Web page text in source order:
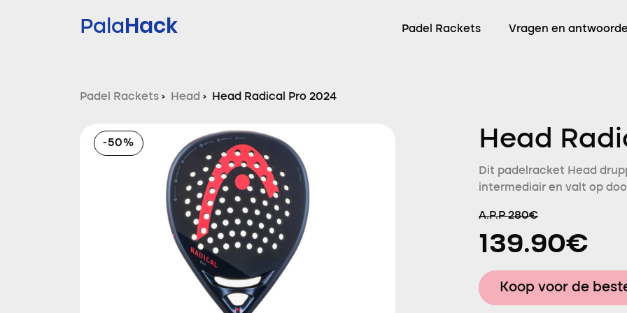
PalaHack Padel Rackets Vragen en
Padel Rackets › Head › Head Radical Pro 2024
-50% Head
Dit padelracket Head
intermediair en valt op
A.P.P 280€
139.90€
Koop voor de